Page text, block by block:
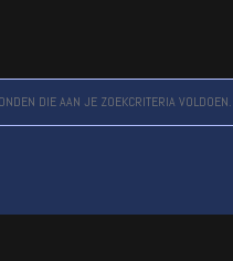
DIE AAN JE ZOEKCRITERIA VOLDOEN.